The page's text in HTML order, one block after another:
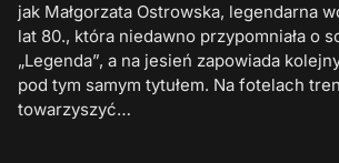
jak Małgorzata Ostrowska, legendarna
lat 80., która niedawno przypomniała o
„Legenda”, a na jesień zapowiada
pod tym samym tytułem. Na fotelach
towarzyszyć…